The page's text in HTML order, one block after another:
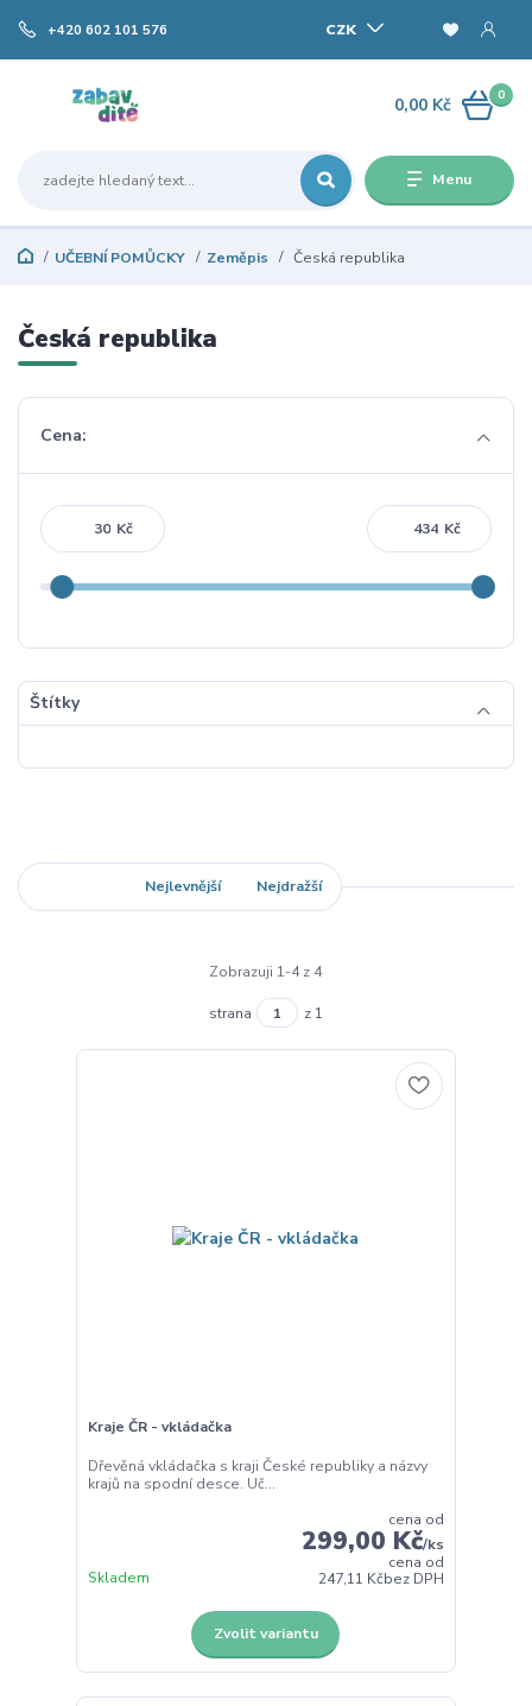
Menu
CZK
+420 602 101 576
0
0,00 Kč
UČEBNÍ POMŮCKY Zeměpis Česká republika
Česká republika
Cena:
Kč Kč
Štítky
Nejlevnější Nejdražší
Zobrazuji 1-4 z 4
strana z 1
Kraje ČR - vkládačka
Dřevěná vkládačka s kraji České republiky a názvy
krajů na spodní desce. Uč...
cena od
299,00 Kč/ks
cena od
247,11 Kčbez DPH
Skladem
Zvolit variantu